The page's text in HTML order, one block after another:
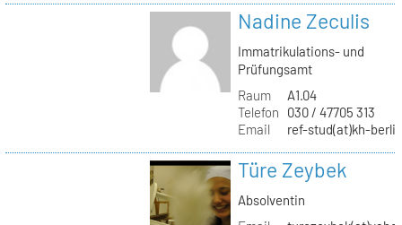
Nadine Zeculis
Immatrikulations- und
Prüfungsamt
Raum
A1.04
Telefon
030 / 47705 313
Email
ref-stud(at)kh-
Türe Zeybek
Absolventin